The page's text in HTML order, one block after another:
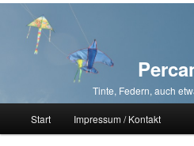
Tinte, Federn, auch
Zum primären Inhalt springen
Zum sekundären Inhalt springen
Start Impressum / Kontakt